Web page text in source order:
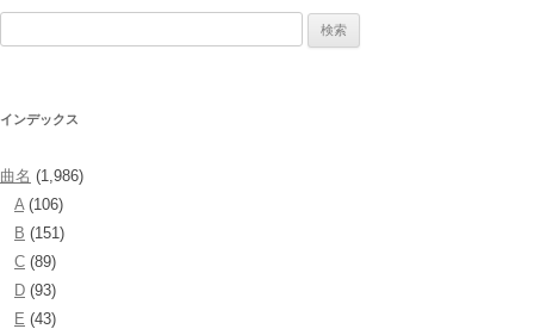
インデックス
曲名 (1,986)
A(106)
B (151)
C (89)
D (93)
E (43)